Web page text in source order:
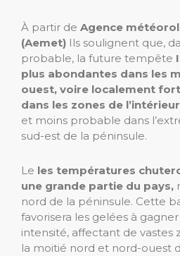
À partir de Agence
(Aemet) Ils soulignent que,
probable, la future tempête
plus abondantes dans les
ouest, voire localement
dans les zones de
et moins probable dans
sud-est de la péninsule.
Le les températures
une grande partie du pays,
nord de la péninsule. Cette
favorisera les gelées à
intensité, affectant de vastes
la moitié nord et nord-ouest